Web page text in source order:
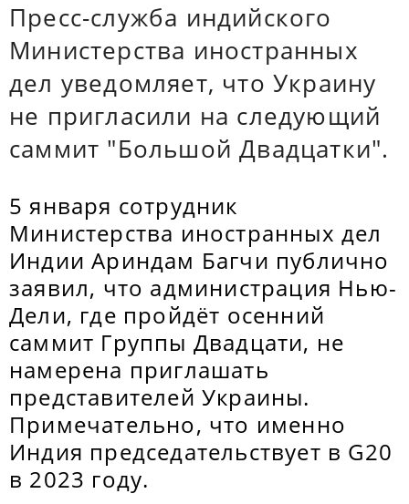
Пресс-служба индийского
Министерства иностранных
дел уведомляет, что Украину
не пригласили на следующий
саммит "Большой Двадцатки".
5 января сотрудник
Министерства иностранных дел
Индии Ариндам Багчи публично
заявил, что администрация Нью-
Дели, где пройдёт осенний
саммит Группы Двадцати, не
намерена приглашать
представителей Украины.
Примечательно, что именно
Индия председательствует в G20
в 2023 году.